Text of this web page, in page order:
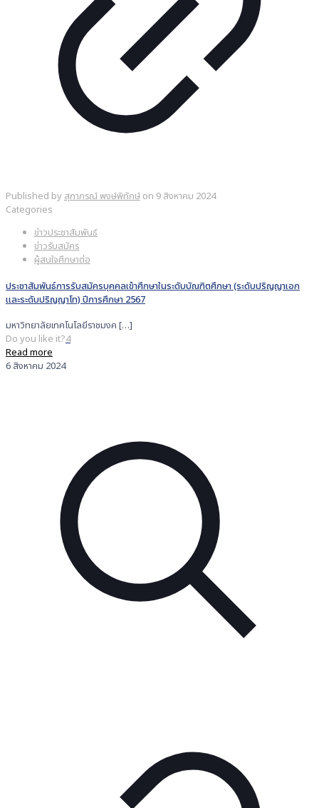
Published byสุภาภรณ์ พงษ์พิทักษ์ on 9 สิงหาคม 2024
Categories
ข่าวประชาสัมพันธ์
ข่าวรับสมัคร
ผู้สนใจศึกษาต่อ
ประชาสัมพันธ์การรับสมัครบุคคลเข้าศึกษาในระดับบัณฑิตศึกษา (ระดับปริญญาเอก
และระดับปริญญาโท) ปีการศึกษา 2567
มหาวิทยาลัยเทคโนโลยีราชมงค […]
Do you like it?4
Read more
6 สิงหาคม 2024